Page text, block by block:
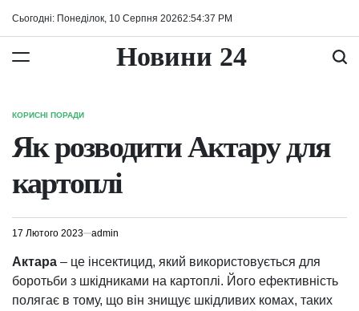
Сьогодні: Понеділок, 10 Серпня 20262:54:38 PM
Новини 24
ОПУБЛІКУВАТИ
КОРИСНІ ПОРАДИ
Як розводити Актару для
картоплі
17 Лютого 2023 admin
Актара – це інсектицид, який використовується для
боротьби з шкідниками на картоплі. Його ефективність
полягає в тому, що він знищує шкідливих комах, таких